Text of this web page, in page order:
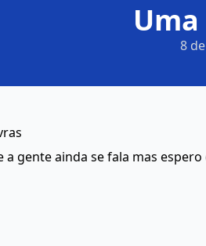
8
a gente ainda se fala mas